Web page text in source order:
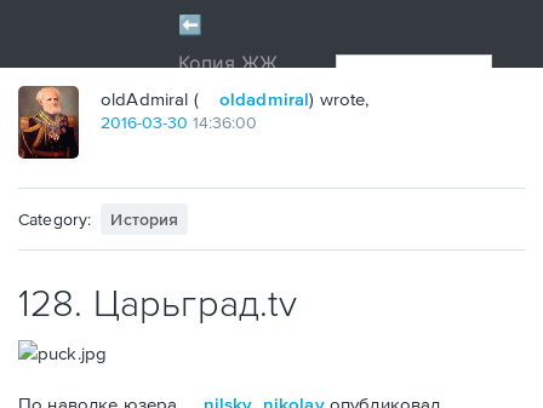
oldAdmiral ( oldadmiral) wrote,
2016-03-30 14:36:00
Category: История
128. Царьград.tv
По наводке юзера nilsky_nikolayопубликовал